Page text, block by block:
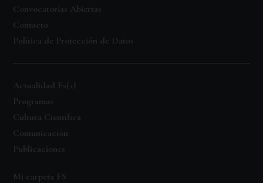
Convocatorias Abiertas
Contacto
Política de Protección de Datos
Actualidad Fs(+)
Programas
Cultura Científica
Comunicación
Publicaciones
Mi carpeta FS